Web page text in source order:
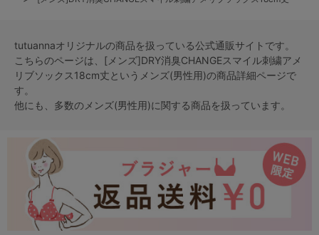
tutuannaオリジナルの商品を扱っている公式通販サイトです。
こちらのページは、[メンズ]DRY消臭CHANGEスマイル刺繍アメ
リブソックス18cm丈という メンズ(男性用)の商品詳細ページで
す。
他にも、多数の メンズ(男性用)に関する商品を扱っています。